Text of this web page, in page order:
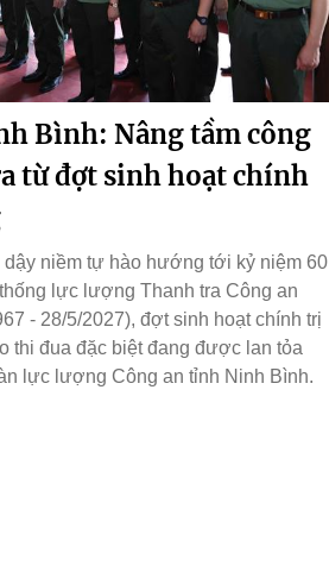
Bình: Nâng tầm công
từ đợt sinh hoạt chính
dậy niềm tự hào hướng tới kỷ niệm 60
lực lượng Thanh tra Công an
- 28/5/2027), đợt sinh hoạt chính trị
thi đua đặc biệt đang được lan tỏa
lực lượng Công an tỉnh Ninh Bình.